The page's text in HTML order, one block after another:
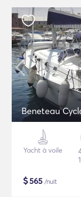
Beneteau
Yacht à voile
$565 /nuit